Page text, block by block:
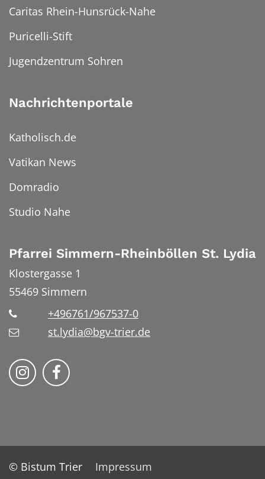
Caritas Rhein-Hunsrück-Nahe
Puricelli-Stift
Jugendzentrum Sohren
Nachrichtenportale
Katholisch.de
Vatikan News
Domradio
Studio Nahe
Pfarrei Simmern-Rheinböllen St. Lydia
Klostergasse 1
55469 Simmern
+496761/967537-0
st.lydia@bgv-trier.de
Wir auf Instragram
Wir auf Facebook
© Bistum Trier
Impressum